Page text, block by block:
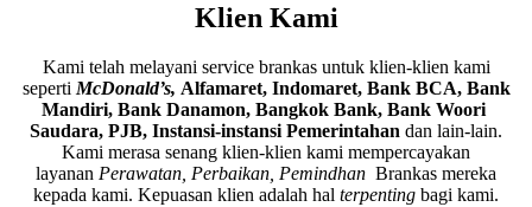
Klien Kami
Kami telah melayani service brankas untuk klien-klien kami
sepertiMcDonald’s, Alfamaret, Indomaret, Bank BCA, Bank
Mandiri, Bank Danamon, Bangkok Bank, Bank Woori
Saudara, PJB, Instansi-instansi Pemerintahan dan lain-lain.
Kami merasa senang klien-klien kami mempercayakan
layanan Perawatan, Perbaikan, Pemindhan Brankas mereka
kepada kami. Kepuasan klien adalah hal terpenting bagi kami.